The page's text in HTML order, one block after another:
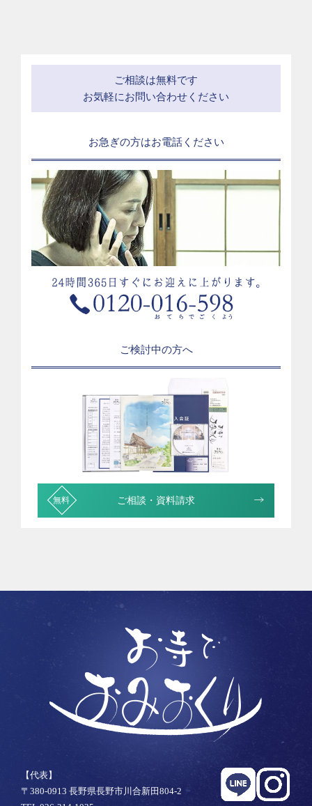
ご相談は無料です
お気軽にお問い合わせください
お急ぎの方はお電話ください
ご検討中の方へ
ご相談・資料請求
【代表】
〒380-0913 長野県長野市川合新田804-2